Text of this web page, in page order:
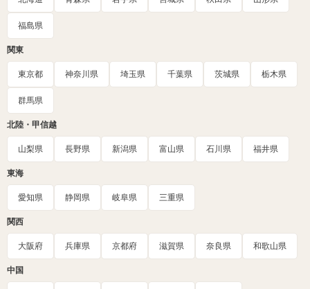
福島県
関東
東京都 神奈川県 埼玉県 千葉県 茨城県 栃木県
群馬県
北陸・甲信越
山梨県 長野県 新潟県 富山県 石川県 福井県
東海
愛知県 静岡県 岐阜県 三重県
関西
大阪府 兵庫県 京都府 滋賀県 奈良県 和歌山県
中国